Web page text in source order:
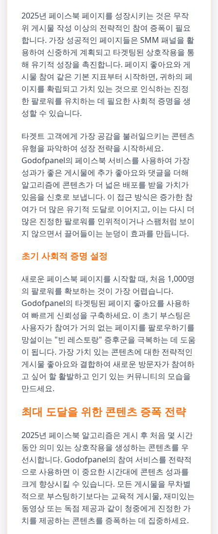
2025년 페이스북 페이지를 성장시키는 것은 무작
위 게시물 작성 이상의 전략적인 참여 증폭이 필요
합니다. 가장 성공적인 페이지들은 SMM 패널을 활
용하여 신중하게 계획되고 타겟팅된 상호작용을 통
해 유기적 성장을 촉진합니다. 페이지 좋아요와 게
시물 참여 같은 기본 지표부터 시작하면, 귀하의 페
이지를 확립되고 가치 있는 것으로 인식하는 진정
한 팔로워를 유치하는 데 필요한 사회적 증명을 생
성할 수 있습니다.
타겟트 고객에게 가장 공감을 불러일으키는 콘텐츠
유형을 파악하여 성장 전략을 시작하세요.
Godofpanel의 페이스북 서비스를 사용하여 가장
성과가 좋은 게시물에 추가 좋아요와 댓글을 더해
알고리즘에 콘텐츠가 더 넓은 배포를 받을 가치가
있음을 신호로 보냅니다. 이 접근 방식은 증가한 참
여가 더 많은 유기적 도달로 이어지고, 이는 다시 더
많은 진정한 팔로워를 인위적이거나 스팸처럼 보이
지 않으면서 끌어들이는 눈덩이 효과를 만듭니다.
초기 사회적 증명 설정
새로운 페이스북 페이지를 시작할 때, 처음 1,000명
의 팔로워를 확보하는 것이 가장 어렵습니다.
Godofpanel의 타겟팅된 페이지 좋아요를 사용하
여 빠르게 신뢰성을 구축하세요. 이 초기 부스팅은
사용자가 참여가 거의 없는 페이지를 팔로우하기를
망설이는 "빈 레스토랑" 증후군을 극복하는 데 도움
이 됩니다. 가장 가치 있는 콘텐츠에 대한 전략적인
게시물 좋아요와 결합하여 새로운 방문자가 참여하
고 싶어 할 활발하고 인기 있는 커뮤니티의 모습을
만드세요.
최대 도달을 위한 콘텐츠 증폭 전략
2025년 페이스북 알고리즘은 게시 후 처음 몇 시간
동안 의미 있는 상호작용을 생성하는 콘텐츠를 우
선시합니다. Godofpanel의 참여 서비스를 전략적
으로 사용하면 이 중요한 시간대에 콘텐츠 성과를
크게 향상시킬 수 있습니다. 모든 게시물을 무차별
적으로 부스팅하기보다는 교육적 게시물, 재미있는
동영상 또는 독점 제공과 같이 청중에게 진정한 가
치를 제공하는 콘텐츠를 증폭하는 데 집중하세요.